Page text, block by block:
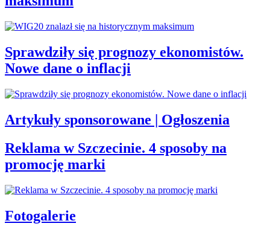
Sprawdziły się prognozy ekonomistów.
Nowe dane o inflacji
Artykuły sponsorowane | Ogłoszenia
Reklama w Szczecinie. 4 sposoby na
promocję marki
Fotogalerie